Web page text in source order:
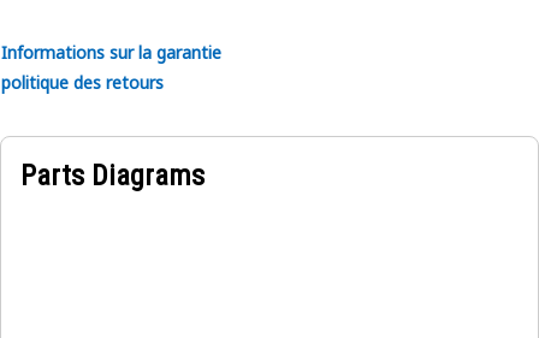
Informations sur la garantie
politique des retours
Parts Diagrams